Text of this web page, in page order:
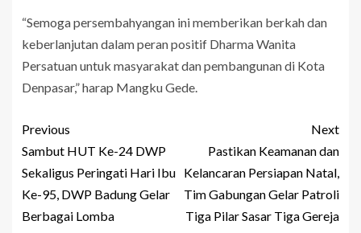
“Semoga persembahyangan ini memberikan berkah dan
keberlanjutan dalam peran positif Dharma Wanita
Persatuan untuk masyarakat dan pembangunan di Kota
Denpasar,” harap Mangku Gede.
Previous
Sambut HUT Ke-24 DWP
Sekaligus Peringati Hari Ibu
Ke-95, DWP Badung Gelar
Berbagai Lomba
Next
Pastikan Keamanan dan
Kelancaran Persiapan Natal,
Tim Gabungan Gelar Patroli
Tiga Pilar Sasar Tiga Gereja